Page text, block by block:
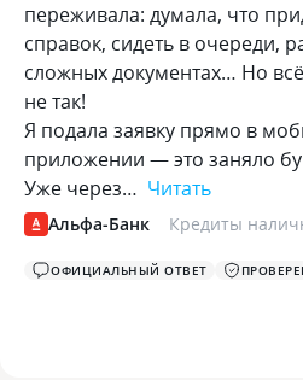
переживала: думала, что
справок, сидеть в очереди,
сложных документах… Но
не так!
Я подала заявку прямо в
приложении — это заняло
Уже через… Читать
Альфа-Банк Кредиты
ОФИЦИАЛЬНЫЙ ОТВЕТ